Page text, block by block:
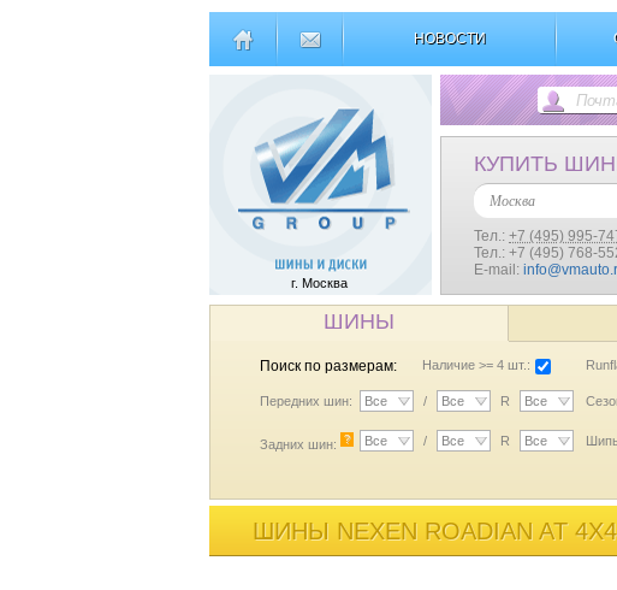
НОВОСТИ
г. Москва
КУПИТЬ
Москва
Тел.: +7 (495) 995-
Тел.: +7 (495) 768-
E-mail:
ШИНЫ
Поиск по размерам: Наличие >= 4 шт.:
Передних шин: Все / Все R Все
Задних шин: ? Все / Все R Все
ШИНЫ NEXEN ROADIAN AT